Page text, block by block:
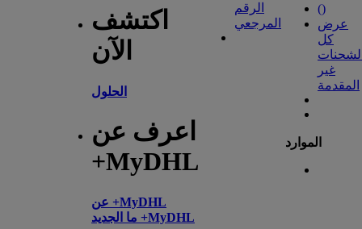
اكتشف
الآن
الحلول
اعرف عن
+MyDHL
عن +MyDHL
ما الجديد +MyDHL
الرقم
المرجعي
()
عرض
كل
غير
المقدمة
الموارد